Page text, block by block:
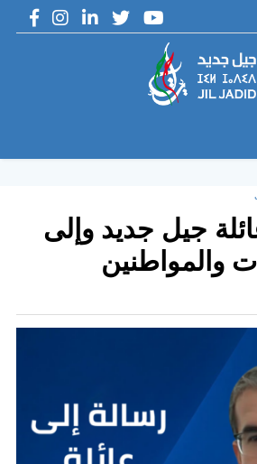
جيل جديد وإلى
والمواطنين